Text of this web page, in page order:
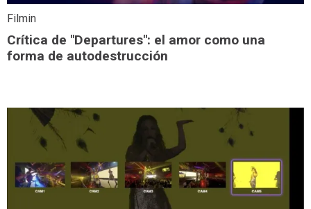
Filmin
Crítica de "Departures": el amor como una
forma de autodestrucción